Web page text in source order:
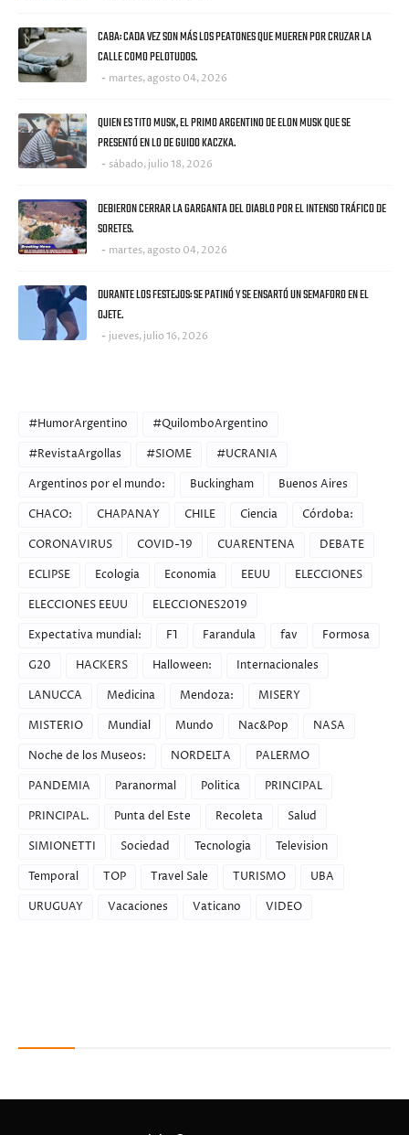
CABA: CADA VEZ SON MÁS LOS PEATONES QUE MUEREN POR CRUZAR LA
CALLE COMO PELOTUDOS.
martes, agosto 04, 2026
QUIEN ES TITO MUSK, EL PRIMO ARGENTINO DE ELON MUSK QUE SE
PRESENTÓ EN LO DE GUIDO KACZKA.
sábado, julio 18, 2026
DEBIERON CERRAR LA GARGANTA DEL DIABLO POR EL INTENSO TRÁFICO DE
SORETES.
martes, agosto 04, 2026
DURANTE LOS FESTEJOS: SE PATINÓ Y SE ENSARTÓ UN SEMAFORO EN EL
OJETE.
jueves, julio 16, 2026
#HumorArgentino
#QuilomboArgentino
#RevistaArgollas
#SIOME
#UCRANIA
Argentinos por el mundo:
Buckingham
Buenos Aires
CHACO:
CHAPANAY CHILE Ciencia
Córdoba:
CORONAVIRUS
COVID-19 CUARENTENA
DEBATE
ECLIPSE
Ecologia Economia EEUU
ELECCIONES
ELECCIONES EEUU
ELECCIONES2019
Expectativa mundial:
F1 Farandula fav
Formosa
G20
HACKERS Halloween:
Internacionales
LANUCCA
Medicina Mendoza:
MISERY
MISTERIO
Mundial Mundo Nac&Pop
NASA
Noche de los Museos:
NORDELTA
PALERMO
PANDEMIA
Paranormal Politica
PRINCIPAL
PRINCIPAL.
Punta del Este Recoleta
Salud
SIMIONETTI
Sociedad Tecnologia
Television
Temporal
TOP Travel Sale TURISMO
UBA
URUGUAY
Vacaciones Vaticano VIDEO